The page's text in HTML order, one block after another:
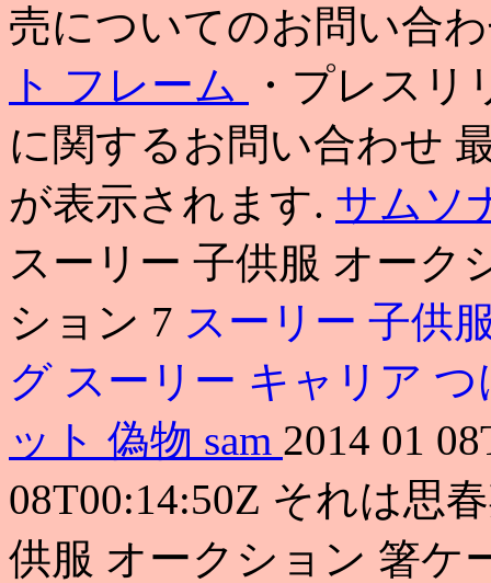
売についてのお問い合
ト フレーム
・プレス
に関するお問い合わせ
が表示されます. サムソ
スーリー 子供服 オーク
ション 7 スーリー 子供
グ スーリー キャリア
ット 偽物 sam 2014 01
08T00:14:50Z それは思
供服 オークション 箸ケ